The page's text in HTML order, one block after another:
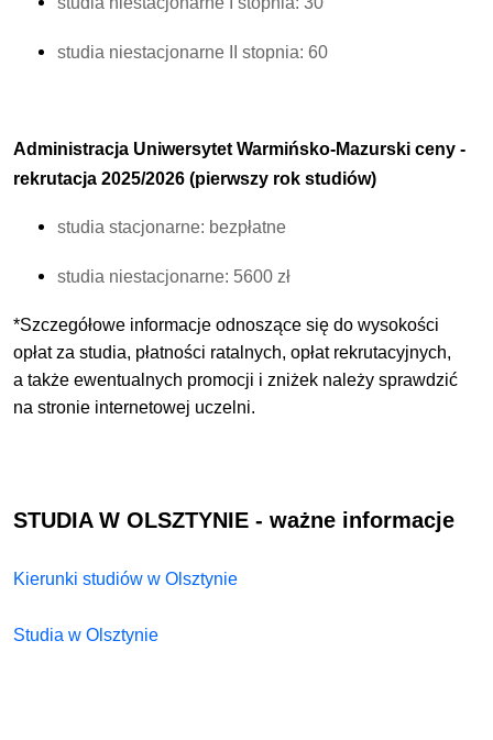
studia niestacjonarne II stopnia: 60
Administracja Uniwersytet Warmińsko-Mazurski ceny -
rekrutacja 2025/2026 (pierwszy rok studiów)
studia stacjonarne: bezpłatne
studia niestacjonarne: 5600 zł
*Szczegółowe informacje odnoszące się do wysokości
opłat za studia, płatności ratalnych, opłat rekrutacyjnych,
a także ewentualnych promocji i zniżek należy sprawdzić
na stronie internetowej uczelni.
STUDIA W OLSZTYNIE - ważne informacje
Kierunki studiów w Olsztynie
Studia w Olsztynie